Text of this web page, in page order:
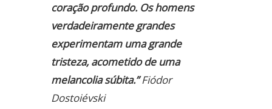
coração profundo. Os homens
verdadeiramente grandes
experimentam uma grande
tristeza, acometido de uma
melancolia súbita.” Fiódor
Dostoiévski